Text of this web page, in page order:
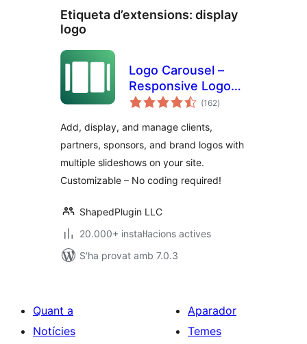
Etiqueta d’extensions: display
logo
Logo Carousel –
Responsive Logo
Slider, Logo
Clients Logo Gallery
(162puntuacions
totals
)
Add, display, and manage clients,
partners, sponsors, and brand logos with
multiple slideshows on your site.
Customizable – No coding required!
ShapedPlugin LLC
20.000+ instal·lacions actives
S'ha provat amb 7.0.3
Quant a
Notícies
Aparador
Temes